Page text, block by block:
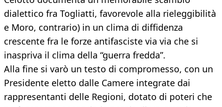
dialettico fra Togliatti, favorevole alla rieleggibilità
e Moro, contrario) in un clima di diffidenza
crescente fra le forze antifasciste via via che si
inaspriva il clima della “guerra fredda”.
Alla fine si varò un testo di compromesso, con un
Presidente eletto dalle Camere integrate dai
rappresentanti delle Regioni, dotato di poteri che